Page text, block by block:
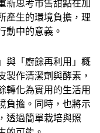
新思考市售甜點在加
產生的環境負擔，理
動中的意義。
與「廚餘再利用」概
製作清潔劑與酵素，
轉化為實用的生活用
負擔。同時，也將示
透過簡單栽培與照